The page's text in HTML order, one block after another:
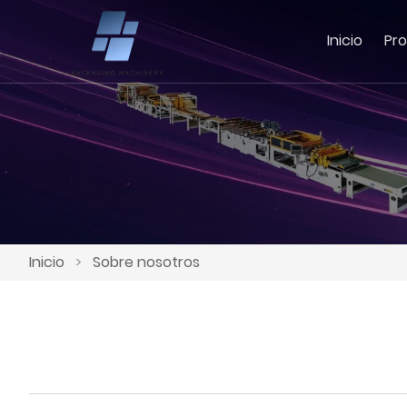
Inicio
Inicio > Sobre nosotros